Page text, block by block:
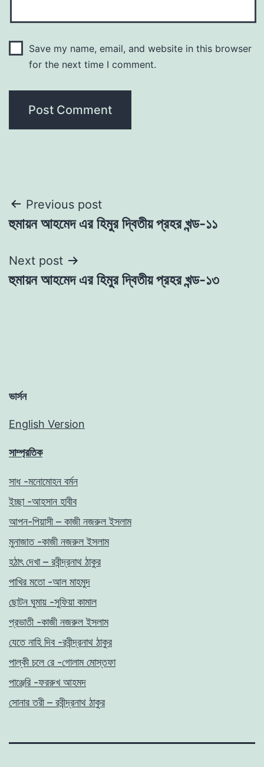
Save my name, email, and website in this browser
for the next time I comment.
Post
navigation
Previous post
হুমায়ন আহমেদ এর হিমুর দ্বিতীয় প্রহর খন্ড-১১
Next post
হুমায়ন আহমেদ এর হিমুর দ্বিতীয় প্রহর খন্ড-১৩
ভার্সন
English Version
সাম্প্রতিক
সাধ -মনোমোহন বর্মন
ইচ্ছা -আহসান হাবীব
আপন-পিয়াসী – কাজী নজরুল ইসলাম
মুনাজাত -কাজী নজরুল ইসলাম
হঠাৎ দেখা – রবীন্দ্রনাথ ঠাকুর
পাখির মতো -আল মাহমুদ
ছোটন ঘুমায় -সুফিয়া কামাল
প্রভাতী -কাজী নজরুল ইসলাম
যেতে নাহি দিব -রবীন্দ্রনাথ ঠাকুর
পাল্কী চলে রে -গোলাম মোস্তফা
পাঞ্জেরি -ফররুখ আহমদ
সোনার তরী – রবীন্দ্রনাথ ঠাকুর